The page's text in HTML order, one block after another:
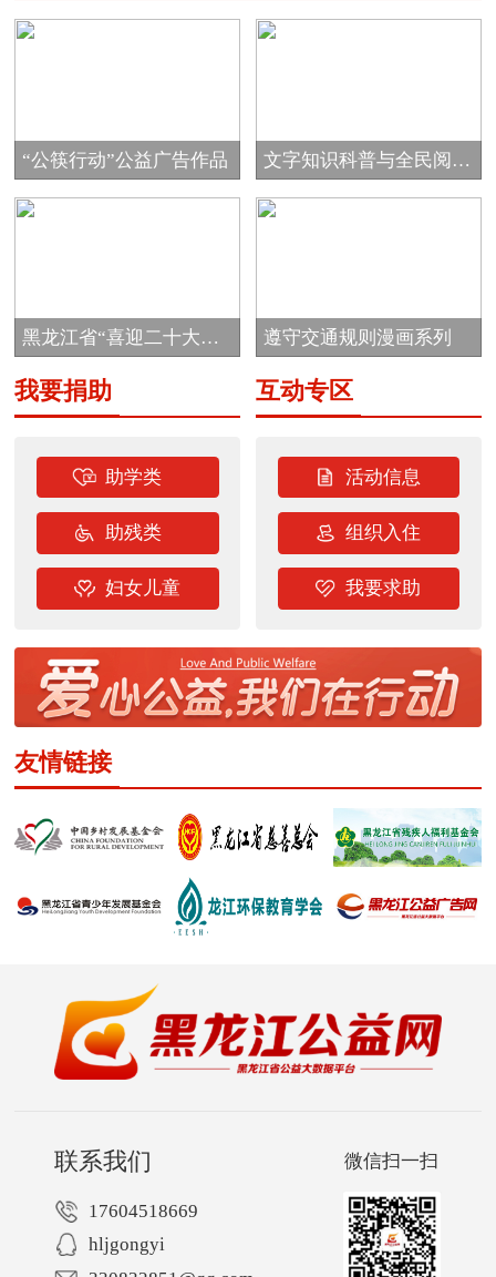
程
车
益
星
秋
工
蓝
划
年
人
大
回
项
学
“公筷行动”公益广告作品
文字知识科普与全民阅读
公...
黑龙江省“喜迎二十大
志...
遵守交通规则漫画系列
我要捐助
助学类
助残类
妇女儿童
互动专区
活动信息
组织入住
我要求助
友情链接
微信扫一扫
联系我们
17604518669
hljgongyi